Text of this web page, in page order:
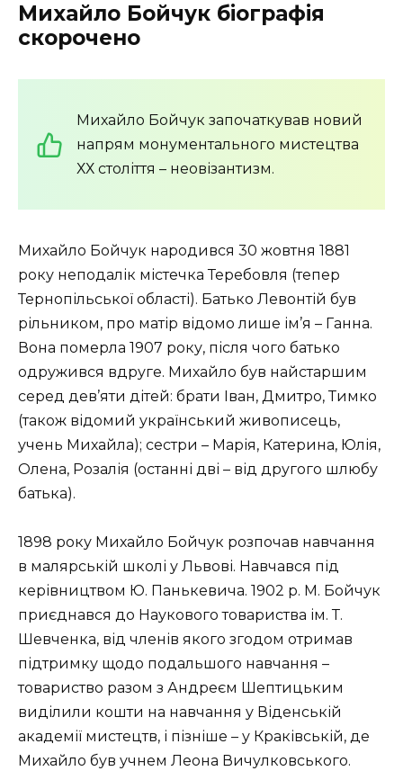
Михайло Бойчук біографія
скорочено
Михайло Бойчук започаткував новий
напрям монументального мистецтва
ХХ століття – неовізантизм.
Михайло Бойчук народився 30 жовтня 1881
року неподалік містечка Теребовля (тепер
Тернопільської області). Батько Левонтій був
рільником, про матір відомо лише ім’я – Ганна.
Вона померла 1907 року, після чого батько
одружився вдруге. Михайло був найстаршим
серед дев’яти дітей: брати Іван, Дмитро, Тимко
(також відомий український живописець,
учень Михайла); сестри – Марія, Катерина, Юлія,
Олена, Розалія (останні дві – від другого шлюбу
батька).
1898 року Михайло Бойчук розпочав навчання
в малярській школі у Львові. Навчався під
керівництвом Ю. Панькевича. 1902 р. М. Бойчук
приєднався до Наукового товариства ім. Т.
Шевченка, від членів якого згодом отримав
підтримку щодо подальшого навчання –
товариство разом з Андреєм Шептицьким
виділили кошти на навчання у Віденській
академії мистецтв, і пізніше – у Краківській, де
Михайло був учнем Леона Вичулковського.